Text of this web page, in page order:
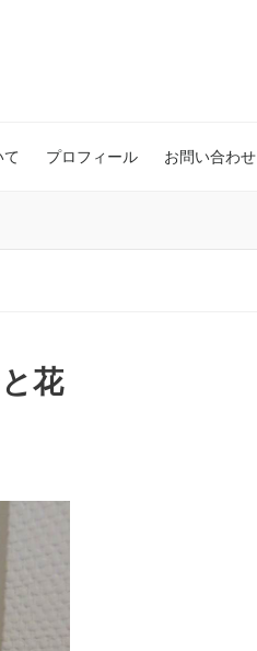
て プロフィール お問い合わせ
花